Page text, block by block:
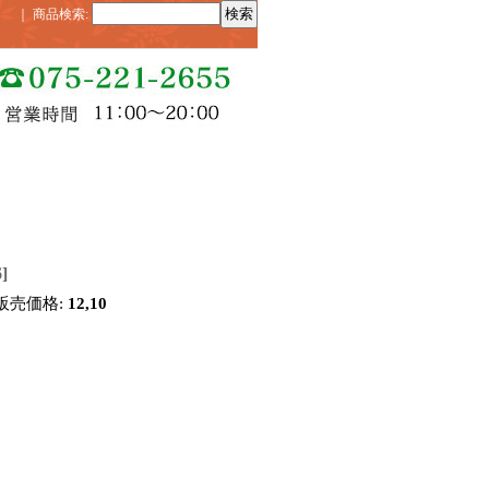
商品検索:
]
売価格: 12,10